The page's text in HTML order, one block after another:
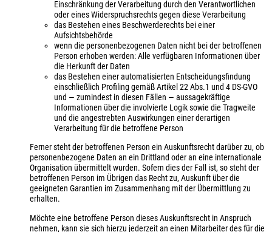
Einschränkung der Verarbeitung durch den Verantwortlichen
oder eines Widerspruchsrechts gegen diese Verarbeitung
das Bestehen eines Beschwerderechts bei einer
Aufsichtsbehörde
wenn die personenbezogenen Daten nicht bei der betroffenen
Person erhoben werden: Alle verfügbaren Informationen über
die Herkunft der Daten
das Bestehen einer automatisierten Entscheidungsfindung
einschließlich Profiling gemäß Artikel 22 Abs.1 und 4 DS-GVO
und — zumindest in diesen Fällen — aussagekräftige
Informationen über die involvierte Logik sowie die Tragweite
und die angestrebten Auswirkungen einer derartigen
Verarbeitung für die betroffene Person
Ferner steht der betroffenen Person ein Auskunftsrecht darüber zu, ob
personenbezogene Daten an ein Drittland oder an eine internationale
Organisation übermittelt wurden. Sofern dies der Fall ist, so steht der
betroffenen Person im Übrigen das Recht zu, Auskunft über die
geeigneten Garantien im Zusammenhang mit der Übermittlung zu
erhalten.
Möchte eine betroffene Person dieses Auskunftsrecht in Anspruch
nehmen, kann sie sich hierzu jederzeit an einen Mitarbeiter des für die